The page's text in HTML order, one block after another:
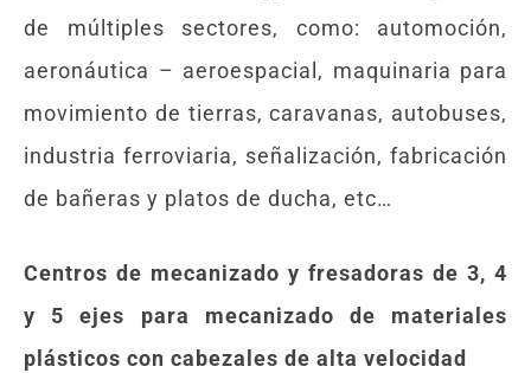
de múltiples sectores, como: automoción,
aeronáutica – aeroespacial, maquinaria para
movimiento de tierras, caravanas, autobuses,
industria ferroviaria, señalización, fabricación
de bañeras y platos de ducha, etc…
Centros de mecanizado y fresadoras de 3, 4
y 5 ejes para mecanizado de materiales
plásticos con cabezales de alta velocidad